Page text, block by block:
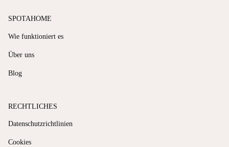
SPOTAHOME
Wie funktioniert es
Über uns
Blog
RECHTLICHES
Datenschutzrichtlinien
Cookies